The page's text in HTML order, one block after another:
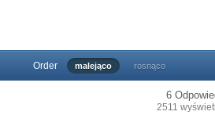
Order malejąco rosnąco
6
2511